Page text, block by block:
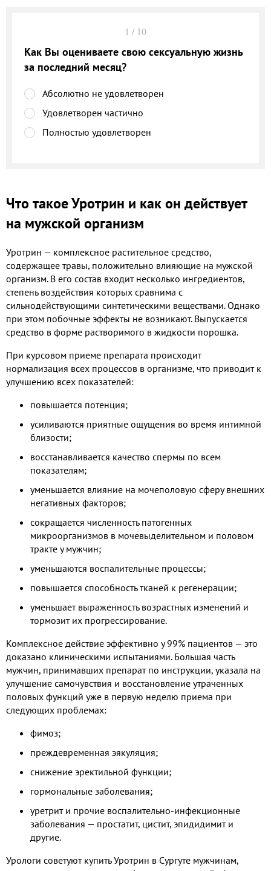
1 / 10
Как Вы оцениваете свою сексуальную жизнь
за последний месяц?
Абсолютно не удовлетворен
Удовлетворен частично
Полностью удовлетворен
Что такое Уротрин и как он действует
на мужской организм
Уротрин — комплексное растительное средство,
содержащее травы, положительно влияющие на мужской
организм. В его состав входит несколько ингредиентов,
степень воздействия которых сравнима с
сильнодействующими синтетическими веществами. Однако
при этом побочные эффекты не возникают. Выпускается
средство в форме растворимого в жидкости порошка.
При курсовом приеме препарата происходит
нормализация всех процессов в организме, что приводит к
улучшению всех показателей:
повышается потенция;
усиливаются приятные ощущения во время интимной
близости;
восстанавливается качество спермы по всем
показателям;
уменьшается влияние на мочеполовую сферу внешних
негативных факторов;
сокращается численность патогенных
микроорганизмов в мочевыделительном и половом
тракте у мужчин;
уменьшаются воспалительные процессы;
повышается способность тканей к регенерации;
уменьшает выраженность возрастных изменений и
тормозит их прогрессирование.
Комплексное действие эффективно у 99% пациентов — это
доказано клиническими испытаниями. Большая часть
мужчин, принимавших препарат по инструкции, указала на
улучшение самочувствия и восстановление утраченных
половых функций уже в первую неделю приема при
следующих проблемах:
фимоз;
преждевременная эякуляция;
снижение эректильной функции;
гормональные заболевания;
уретрит и прочие воспалительно-инфекционные
заболевания — простатит, цистит, эпидидимит и
другие.
Урологи советуют купить Уротрин в Сургуте мужчинам,